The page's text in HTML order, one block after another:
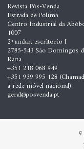
Revista Pós-Venda
Estrada de Polima
Centro Industrial da
1007
2º andar, escritório I
2785-543 São Domingos
Rana
+351 218 068 949
+351 939 995 128
a rede móvel nacional)
geral@posvenda.pt
©